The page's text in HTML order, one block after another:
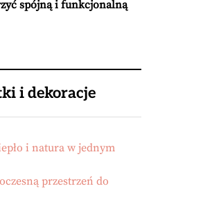
spójną i funkcjonalną
i dekoracje
i natura w jednym
przestrzeń do